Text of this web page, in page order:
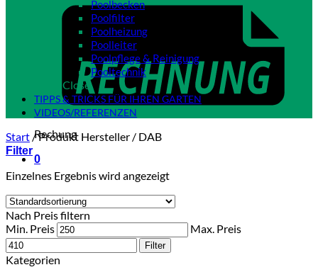
Rechung
0
Poolbecken
Poolfilter
Poolheizung
Poolleiter
Poolpflege & Reinigung
Pooltechnik
Close
TIPPS & TRICKS FÜR IHREN GARTEN
VIDEOS/REFERENZEN
Start /Produkt Hersteller / DAB
Filter
Einzelnes Ergebnis wird angezeigt
Nach Preis filtern
Min. Preis
Max. Preis
Filter
Kategorien